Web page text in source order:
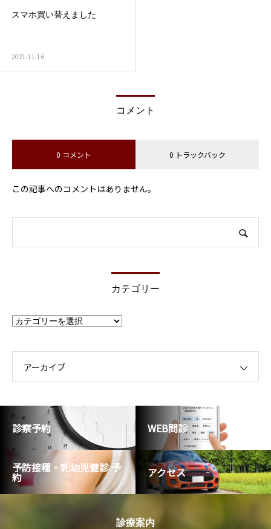
スマホ買い替えました
2021.11.16
コメント
0 コメント 0 トラックバック
この記事へのコメントはありません。
カテゴリー
カ
テ
ー
アーカイブ
診察予約 WEB問診
予防接種・乳幼児健診 予
約 アクセス
診療案内